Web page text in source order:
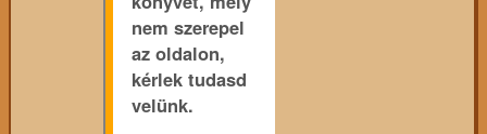
nem szerepel
az oldalon,
kérlek tudasd
velünk.